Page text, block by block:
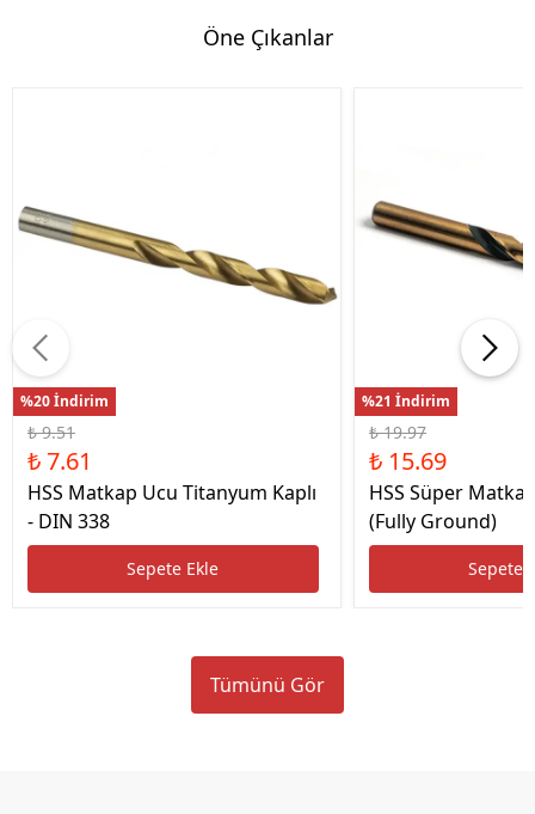
Öne Çıkanlar
%20 İndirim
₺ 9.51
₺ 7.61
HSS Matkap Ucu Titanyum Kaplı
- DIN 338
Sepete Ekle
%21 İndirim
₺ 19.97
₺ 15.69
HSS Süper
(Fully Ground)
Sepete
Tümünü Gör